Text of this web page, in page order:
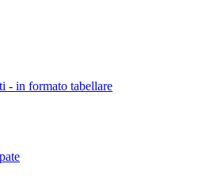
- in formato tabellare